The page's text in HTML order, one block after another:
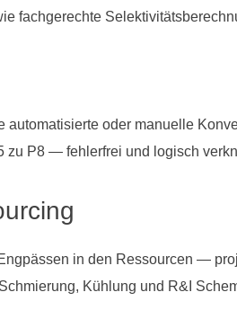
fachgerechte
oder manuelle
zu P8 — fehlerfrei und logisch
in den Ressourcen —
Kühlung und R&I